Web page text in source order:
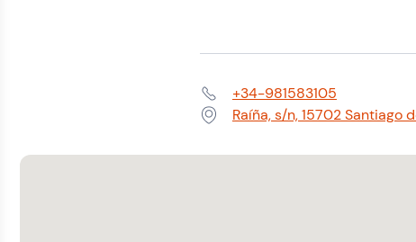
Teléfono:+34-981583105
Dirección:Raíña, s/n, 15702